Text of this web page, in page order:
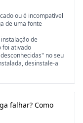
ou é incompatível
de uma fonte
de
foi ativado
no seu
desinstale-a
falhar? Como